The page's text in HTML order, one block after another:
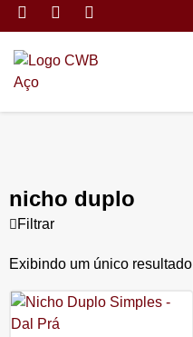
nicho duplo
Filtrar
Exibindo um único resultado